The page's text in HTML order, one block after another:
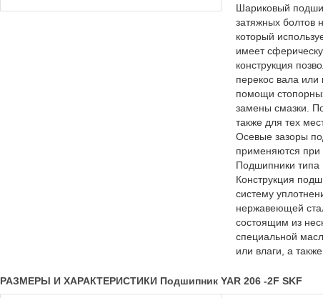
Шариковый
затяжных болтов
который
имеет
конструкция
перекос вала
помощи
замены смазки.
также для тех
Осевые зазоры
применяются при
Подшипники
Конструкция
систему
нержавеющей
состоящим из
специальной
или влаги, а
РАЗМЕРЫ И ХАРАКТЕРИСТИКИ Подшипник YAR 206 -2F SKF